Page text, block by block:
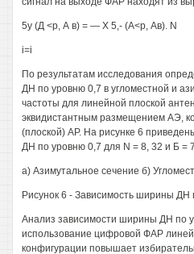
5у (Д <р, А в) = — X 5,- (А<р, Ав). N
i=i
По результатам исследования
ДН по уровню 0,7 в угломестной и
частоты для линейной плоской
эквидистантным размещением АЭ,
(плоской) АР. На рисунке 6
ДН по уровню 0,7 для N = 8, 32 и Б =
а) Азимутальное сечение б)
Рисунок 6 - Зависимость ширины ДН
Анализ зависимости ширины ДН по
использование цифровой ФАР
конфигурации повышает